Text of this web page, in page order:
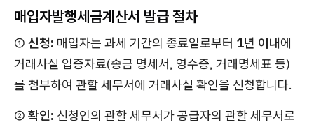
매입자발행세금계산서 발급 절차
① 신청: 매입자는 과세 기간의 종료일로부터 1년 이내에
거래사실 입증자료(송금 명세서, 영수증, 거래명세표 등)
를 첨부하여 관할 세무서에 거래사실 확인을 신청합니다.
② 확인: 신청인의 관할 세무서가 공급자의 관할 세무서로